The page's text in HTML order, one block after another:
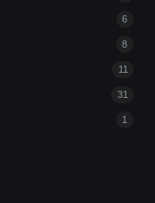
6
8
11
31
1